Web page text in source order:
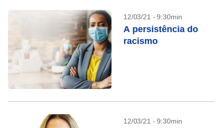
12/03/21 - 9:30min
A persistência do
racismo
12/03/21 - 9:30min